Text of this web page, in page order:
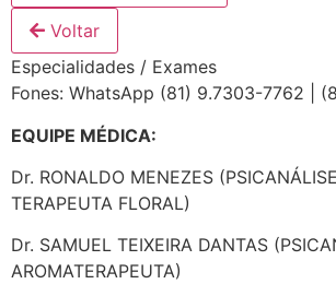
Voltar
Especialidades / Exames
Fones: WhatsApp (81) 9.7303-7762 |
EQUIPE MÉDICA:
Dr. RONALDO MENEZES
TERAPEUTA FLORAL)
Dr. SAMUEL TEIXEIRA DANTAS
AROMATERAPEUTA)